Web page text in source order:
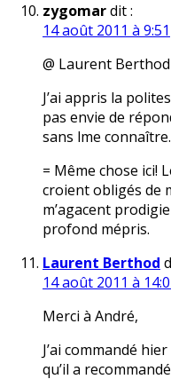
zygomardit :
14 août 2011 à 9:51
@ Laurent Berthod
J’ai appris la
pas envie de
sans lme connaître.
= Même chose ici!
croient obligés de
m’agacent
profond mépris.
Laurent Berthod
14 août 2011 à
Merci à André,
J’ai commandé
qu’il a